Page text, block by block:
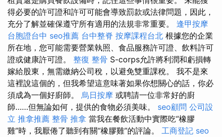
得必要的許可證和許可可能會導致罰款或法律問題，因此，
充分了解並確保遵守所有適用的法規非常重要。 逢甲按摩
台胞證台中 seo推薦 台中整脊 按摩課程台北 根據您的企業
所在地，您可能需要營業執照、食品服務許可證、飲料許可
證或健康許可證。 整復 整骨 S-corps允許將利潤和虧損轉
嫁給股東，無需繳納公司稅，以避免雙重課稅。 我不是來
這裡說這個的，但我希望這意味著如果你想關心的話，你必
須成為一個好廚師。 烏日按摩 或聘請一位非常好的廚
師……但無論如何，提供的食物必須美味。 seo顧問 公司設
立 推拿推薦 整骨 推拿 當我在餐飲活動中實際吃“橡膠
雞”時，我厭倦了聽到有關“橡膠雞”的評論。 工商登記 seo